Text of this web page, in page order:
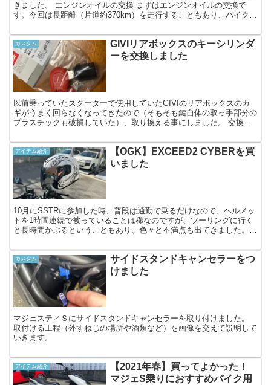
きました。 エンジンオイルの交換 まずはエンジンオイルの交換で
す。今回は長距離（片道約370km）を走行することもあり、バイクシ
カスタム
GIVIリアボックスのキーシリンダ
ーを交換しました
以前乗っていたスクーターで使用していたGIVIのリアボックスのカ
ギがうまく回らなくなってきたので（そもそも鍵自体の取っ手部分の
プラスチックも破損していた）、取り換える事にしました。 交換前
アイテム紹介
【OGK】EXCEED2 CYBERを買
いました
10月にSSTRに参加した時、普段は通勤で乗るだけなので、ヘルメッ
トを1時間連続で被っていることは稀なのですが、ツーリングに行く
と長時間かぶるということもあり、色々と不満点も出てきました。
カスタム
サイドスタンドキャンセラーをつ
けました
マジェスティＳにサイドスタンドキャンセラーを取り付けました。
取付ける工程（外すねじの場所や酒類など）を画像を交えて説明して
いきます。
アイテム紹介
【2021年春】買ってよかった！
マジェS乗りにおすすめバイク用